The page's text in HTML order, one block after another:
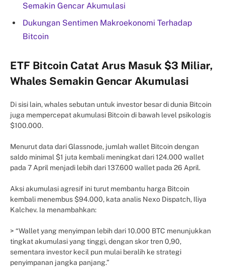
Semakin Gencar Akumulasi
Dukungan Sentimen Makroekonomi Terhadap
Bitcoin
ETF Bitcoin Catat Arus Masuk $3 Miliar,
Whales Semakin Gencar Akumulasi
Di sisi lain, whales sebutan untuk investor besar di dunia Bitcoin
juga mempercepat akumulasi Bitcoin di bawah level psikologis
$100.000.
Menurut data dari Glassnode, jumlah wallet Bitcoin dengan
saldo minimal $1 juta kembali meningkat dari 124.000 wallet
pada 7 April menjadi lebih dari 137.600 wallet pada 26 April.
Aksi akumulasi agresif ini turut membantu harga Bitcoin
kembali menembus $94.000, kata analis Nexo Dispatch, Iliya
Kalchev. Ia menambahkan:
> “Wallet yang menyimpan lebih dari 10.000 BTC menunjukkan
tingkat akumulasi yang tinggi, dengan skor tren 0,90,
sementara investor kecil pun mulai beralih ke strategi
penyimpanan jangka panjang.”